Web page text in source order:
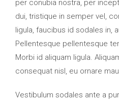
per conubia nostra, per
dui, tristique in semper vel,
ligula, faucibus id sodales in,
Pellentesque pellentesque
Morbi id aliquam ligula.
consequat nisl, eu ornare
Vestibulum sodales ante a